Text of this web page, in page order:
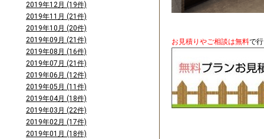
お見積りやご相談は無料で
2019年12月 (19件)
2019年11月 (21件)
2019年10月 (20件)
2019年09月 (21件)
2019年08月 (16件)
2019年07月 (21件)
2019年06月 (12件)
2019年05月 (11件)
2019年04月 (18件)
2019年03月 (22件)
2019年02月 (17件)
2019年01月 (18件)